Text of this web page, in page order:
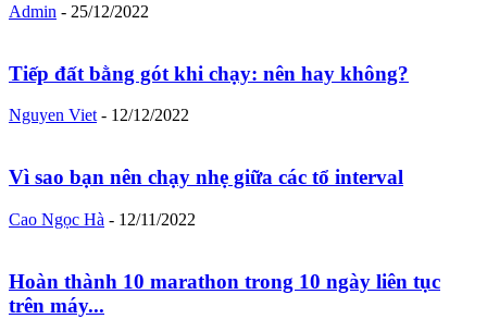
Admin - 25/12/2022
Tiếp đất bằng gót khi chạy: nên hay không?
Nguyen Viet - 12/12/2022
Vì sao bạn nên chạy nhẹ giữa các tổ interval
Cao Ngọc Hà - 12/11/2022
Hoàn thành 10 marathon trong 10 ngày liên tục
trên máy...